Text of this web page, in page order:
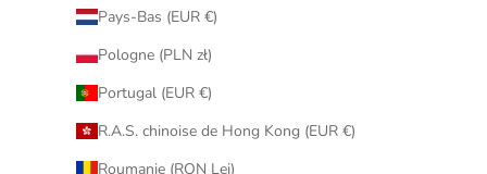
Pays-Bas (EUR €)
Pologne (PLN zł)
Portugal (EUR €)
R.A.S. chinoise de Hong Kong (EUR €)
Roumanie (RON Lei)